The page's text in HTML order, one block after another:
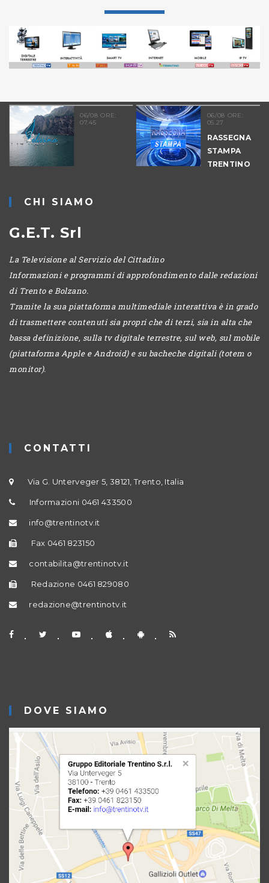
06/08 ORE:
07.45
06/08 ORE:
05.27
RASSEGNA
STAMPA
TRENTINO
CHI SIAMO
G.E.T. Srl
La Televisione al Servizio del Cittadino
Informazioni e programmi di approfondimento dalle redazioni
di Trento e Bolzano.
Tramite la sua piattaforma multimediale interattiva è in grado
di trasmettere contenuti sia propri che di terzi, sia in alta che
bassa definizione, sulla tv digitale terrestre, sul web, sul mobile
(piattaforma Apple e Android) e su bacheche digitali (totem o
monitor).
CONTATTI
Via G. Unterveger 5, 38121, Trento, Italia
Informazioni 0461 433500
info@trentinotv.it
Fax 0461 823150
contabilita@trentinotv.it
Redazione 0461 829080
redazione@trentinotv.it
DOVE SIAMO